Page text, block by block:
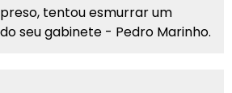
tentou esmurrar um
seu gabinete - Pedro Marinho.